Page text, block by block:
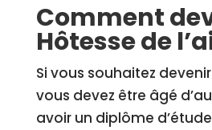
Comment
Hôtesse de
Si vous souhaitez
vous devez être âgé
avoir un diplôme